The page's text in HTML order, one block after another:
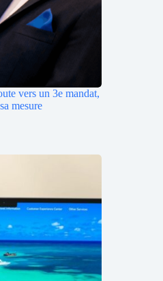
vers un 3e mandat,
mesure